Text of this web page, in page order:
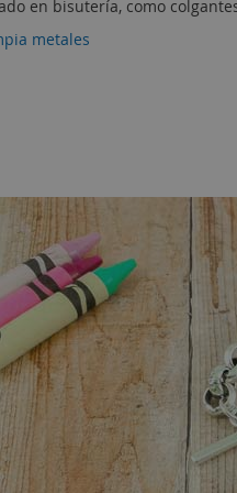
en bisutería, como
metales